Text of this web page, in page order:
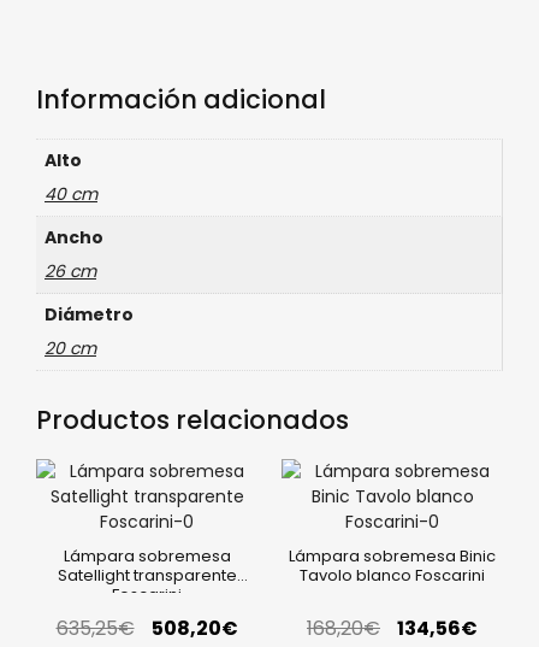
Información adicional
Alto
40 cm
Ancho
26 cm
Diámetro
20 cm
Productos relacionados
Lámpara sobremesa
Satellight transparente
Foscarini
635,25€ 508,20€
Lámpara sobremesa Binic
Tavolo blanco Foscarini
168,20€ 134,56€